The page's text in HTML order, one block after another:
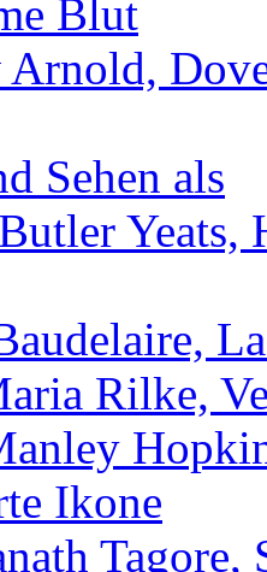
Blut
Sehen als
Yeats,
Rilke,
Ikone